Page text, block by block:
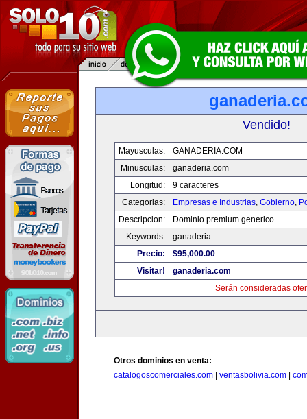
Vendido!
Mayusculas:
GANADERIA.COM
Minusculas:
ganaderia.com
Longitud:
9 caracteres
Categorias:
Empresas e Industrias, Gobierno,
Descripcion:
Dominio premium generico.
Keywords:
ganaderia
Precio:
$95,000.00
Visitar!
ganaderia.com
Serán consideradas
Otros dominios en venta:
catalogoscomerciales.com
ventasbolivia.com